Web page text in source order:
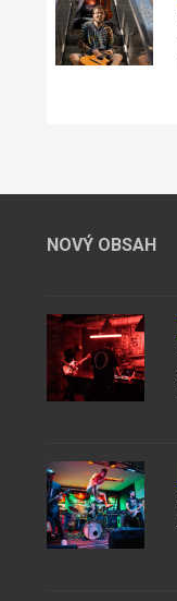
NOVÝ OBSAH